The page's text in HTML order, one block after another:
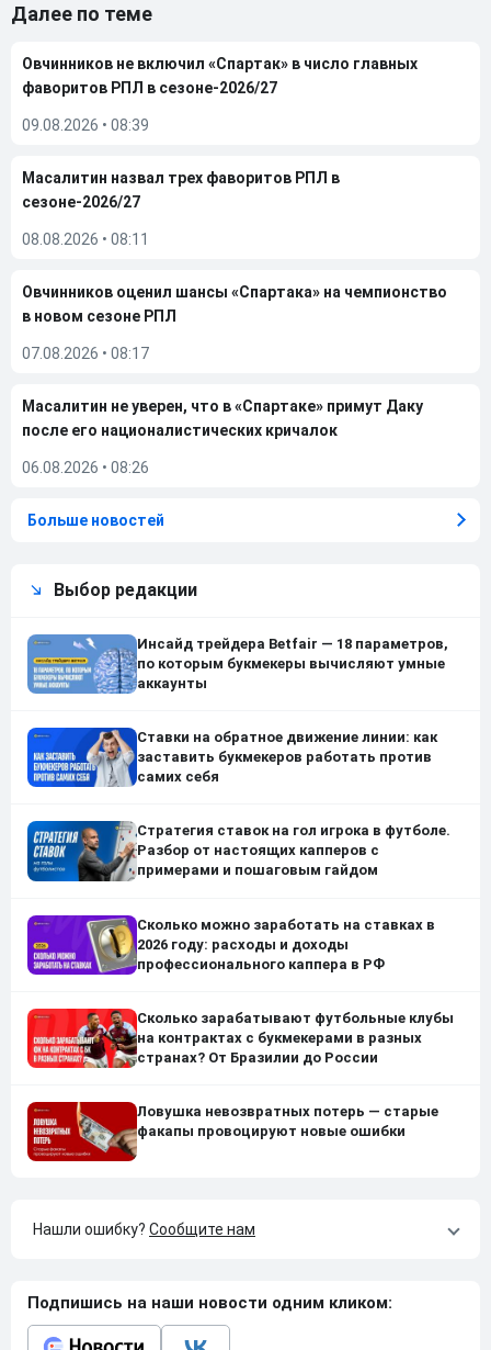
Далее по теме
Овчинников не включил «Спартак» в число главных
фаворитов РПЛ в сезоне-2026/27
09.08.2026 • 08:39
Масалитин назвал трех фаворитов РПЛ в
сезоне-2026/27
08.08.2026 • 08:11
Овчинников оценил шансы «Спартака» на чемпионство
в новом сезоне РПЛ
07.08.2026 • 08:17
Масалитин не уверен, что в «Спартаке» примут Даку
после его националистических кричалок
06.08.2026 • 08:26
Больше новостей
Выбор редакции
Инсайд трейдера Betfair — 18 параметров,
по которым букмекеры вычисляют умные
аккаунты
Ставки на обратное движение линии: как
заставить букмекеров работать против
самих себя
Стратегия ставок на гол игрока в футболе.
Разбор от настоящих капперов с
примерами и пошаговым гайдом
Сколько можно заработать на ставках в
2026 году: расходы и доходы
профессионального каппера в РФ
Сколько зарабатывают футбольные клубы
на контрактах с букмекерами в разных
странах? От Бразилии до России
Ловушка невозвратных потерь — старые
факапы провоцируют новые ошибки
Нашли ошибку? Сообщите нам
Подпишись на наши новости одним кликом: